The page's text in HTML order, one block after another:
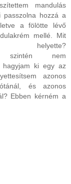
mandulás
hozzá a
a fölötte lévő
mellé. Mit
szintén nem
hagyjam ki egy az
azonos
és azonos
Ebben kérném a